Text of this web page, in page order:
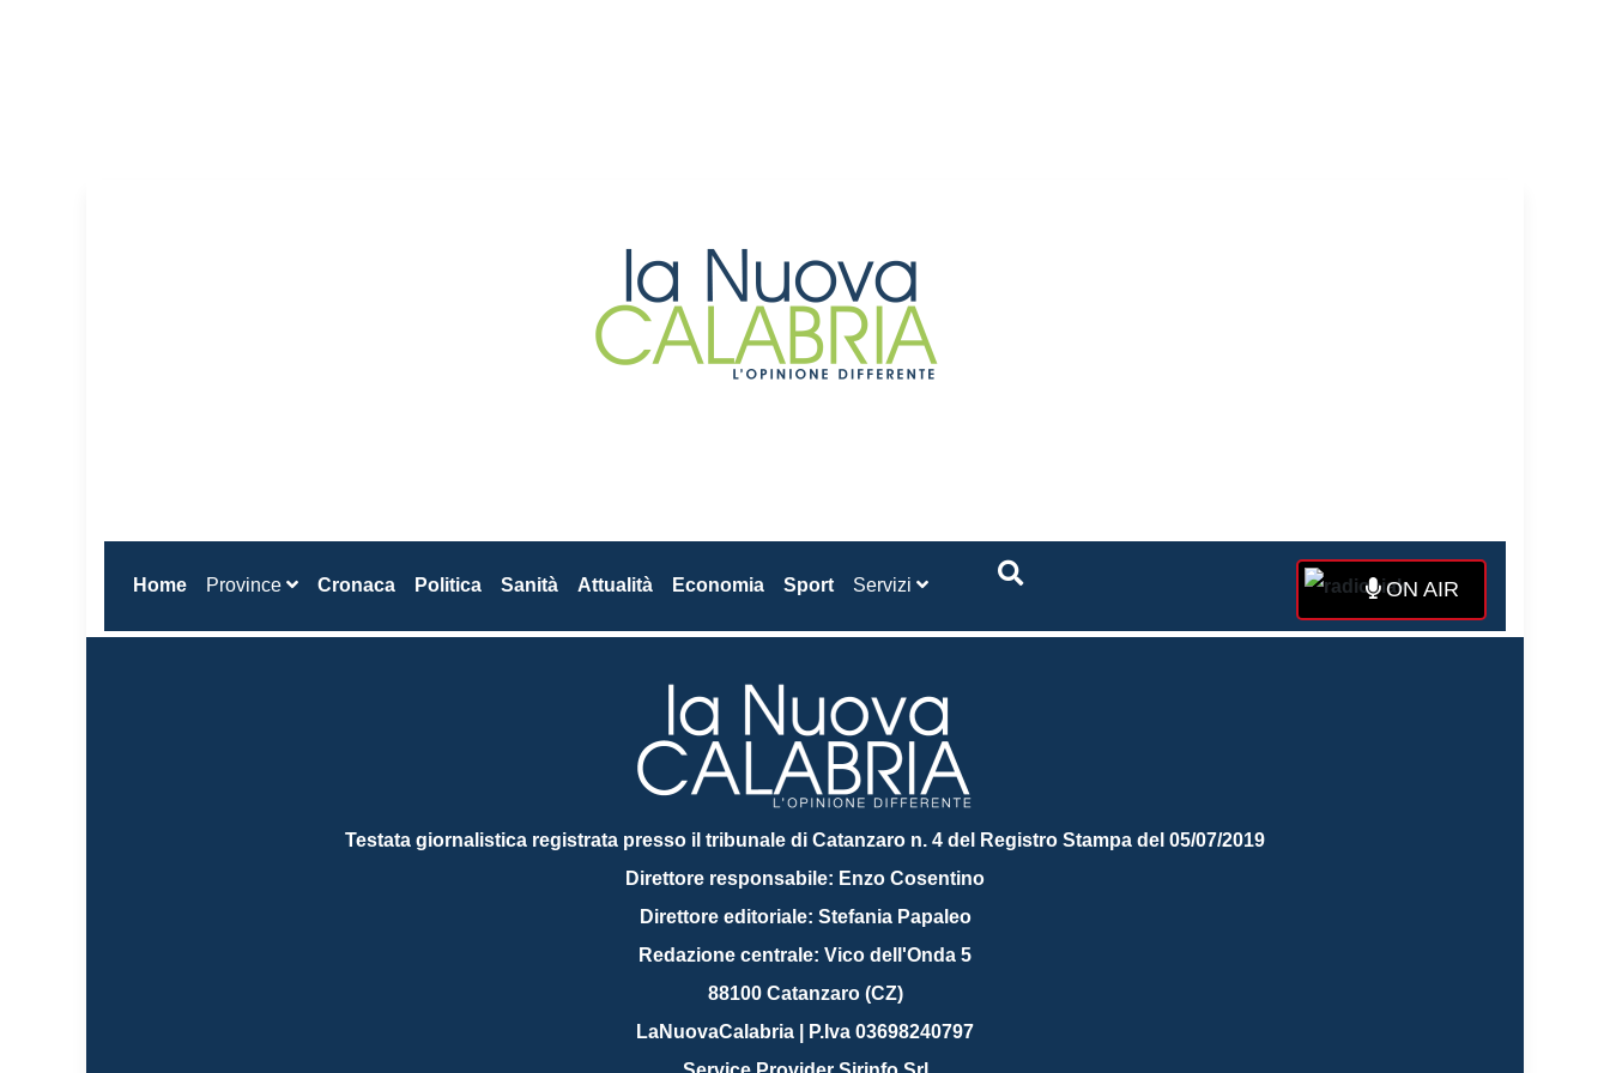
Home(current)
Province Cronaca Politica Sanità Attualità Economia Sport Servizi ON AIR
Testata giornalistica registrata presso il tribunale di Catanzaro n. 4 del Registro Stampa del 05/07/2019
Direttore responsabile: Enzo Cosentino
Direttore editoriale: Stefania Papaleo
Redazione centrale: Vico dell'Onda 5
88100 Catanzaro (CZ)
LaNuovaCalabria | P.Iva 03698240797